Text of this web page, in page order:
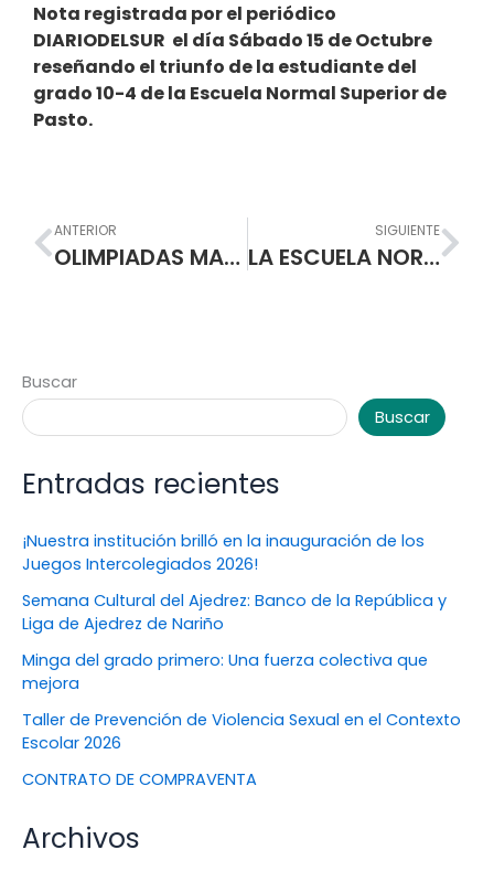
Nota registrada por el periódico
DIARIODELSUR el día Sábado 15 de Octubre
reseñando el triunfo de la estudiante del
grado 10-4 de la Escuela Normal Superior de
Pasto.
Prev
ANTERIOR
OLIMPIADAS MATEMATICAS
SIGUIENTE
LA ESCUELA NORMAL SUPERIOR DE PASTO Y LA UNIVERSIDAD PEDAGÓGICA NACIONAL FIRMAN ALIANZA PARA OFRECER NUEVOS PROGRAMAS EDUCATIVOS.
Buscar
Buscar
Entradas recientes
¡Nuestra institución brilló en la inauguración de los
Juegos Intercolegiados 2026!
Semana Cultural del Ajedrez: Banco de la República y
Liga de Ajedrez de Nariño
Minga del grado primero: Una fuerza colectiva que
mejora
Taller de Prevención de Violencia Sexual en el Contexto
Escolar 2026
CONTRATO DE COMPRAVENTA
Archivos